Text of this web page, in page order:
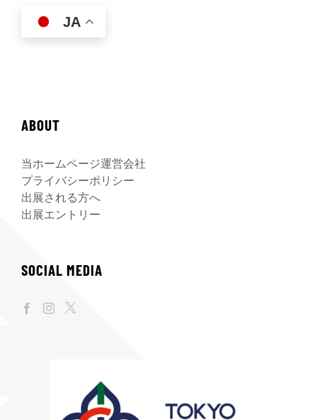
JA
ABOUT
当ホームページ運営会社
プライバシーポリシー
出展される方へ
出展エントリー
SOCIAL MEDIA